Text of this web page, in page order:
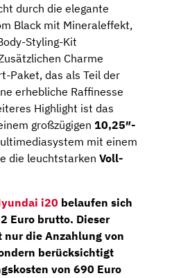
durch die elegante
Black mit Mineraleffekt,
Styling-Kit
Charme
Paket, das als Teil der
erhebliche Raffinesse
Highlight ist das
großzügigen 10,25″-
mit einem
die leuchtstarken Voll-
i20 belaufen sich
Euro brutto. Dieser
nur die Anzahlung von
berücksichtigt
von 690 Euro